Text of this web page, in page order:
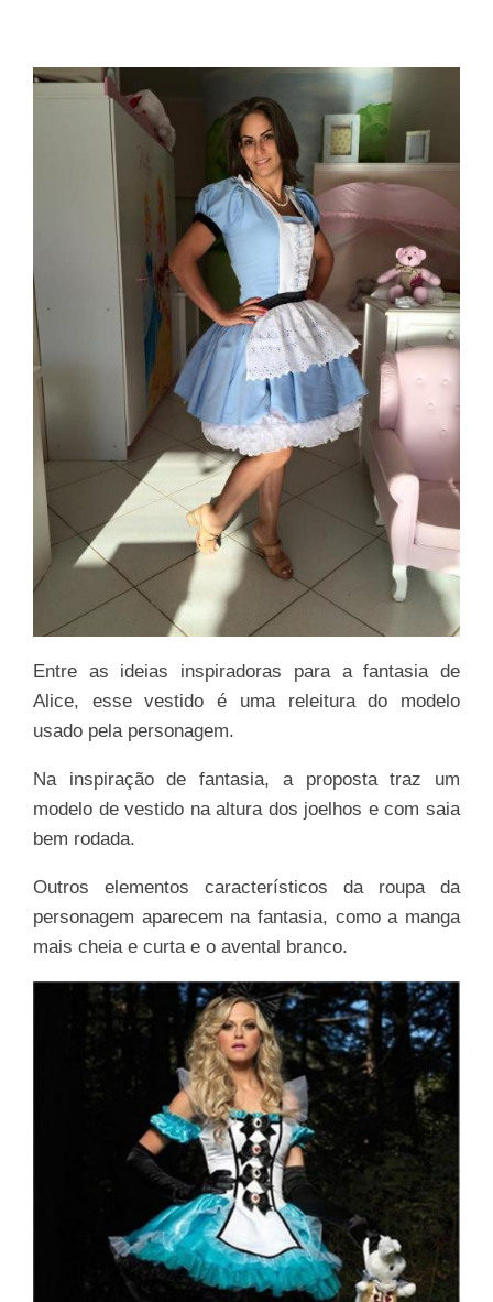
Entre as ideias inspiradoras para a fantasia de
Alice, esse vestido é uma releitura do modelo
usado pela personagem.
Na inspiração de fantasia, a proposta traz um
modelo de vestido na altura dos joelhos e com saia
bem rodada.
Outros elementos característicos da roupa da
personagem aparecem na fantasia, como a manga
mais cheia e curta e o avental branco.